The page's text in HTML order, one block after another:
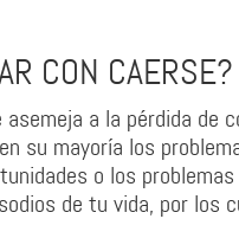
CON CAERSE?
a la pérdida de
su mayoría los
o los
de tu vida, por los